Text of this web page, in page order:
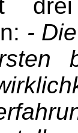
-